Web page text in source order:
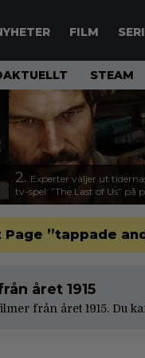
FILM
STEAM
2. Experter väljer ut
tv-spel: ”The Last of Us” på
Page ”tappade
året 1915
från året 1915. Du